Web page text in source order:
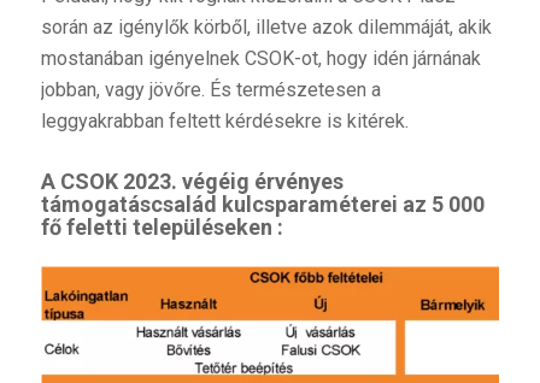
során az igénylők körből, illetve azok dilemmáját, akik
mostanában igényelnek CSOK-ot, hogy idén járnának
jobban, vagy jövőre. És természetesen a
leggyakrabban feltett kérdésekre is kitérek.
A CSOK 2023. végéig érvényes
támogatáscsalád kulcsparaméterei az 5 000
fő feletti településeken :